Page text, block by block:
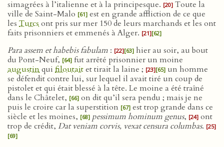
simagrées à l’italienne et à la principesque. [20] Toute la
ville de Saint-Malo [61] est en grande affliction de ce que
les Turcsont pris sur mer 150 de leurs marchands et les ont
faits prisonniers et emmenés à Alger. [21][62]
Para assem et habebis fabulam : [22][63] hier au soir, au bout
du Pont-Neuf, [64] fut arrêté prisonnier un moine
augustinqui filoutaitet tirait la laine ; [23][65] un homme
se défendit contre lui, sur lequel il avait tiré un coup de
pistolet et qui était blessé à la tête. Le moine a été traîné
dans le Châtelet, [66] on dit qu’il sera pendu ; mais je ne
puis le croire car la superstition [67] est trop grande dans ce
siècle et les moines, [68] pessimum hominum genus, [24] ont
trop de crédit, Dat veniam corvis, vexat censura columbas. [25]
[69]